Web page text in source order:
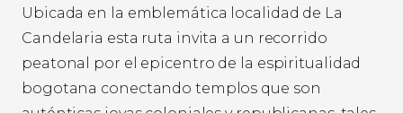
Ubicada en la emblemática localidad de La
Candelaria esta ruta invita a un recorrido
peatonal por el epicentro de la espiritualidad
bogotana conectando templos que son